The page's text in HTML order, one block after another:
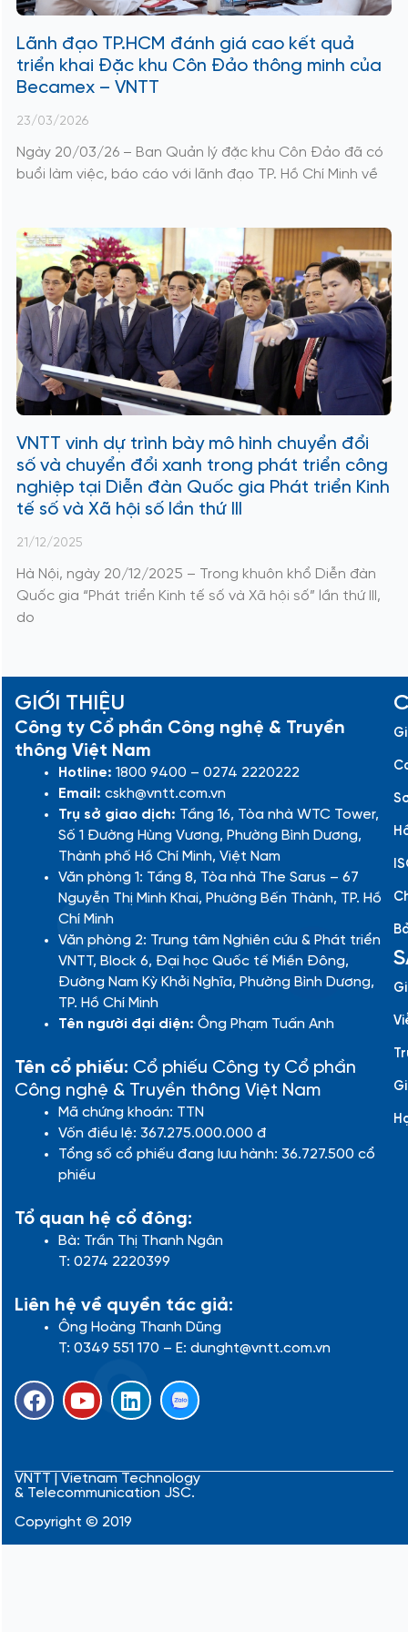
Lãnh đạo TP.HCM đánh giá cao kết quả
triển khai Đặc khu Côn Đảo thông minh của
Becamex – VNTT
23/03/2026
Ngày 20/03/26 – Ban Quản lý đặc khu Côn Đảo đã có
buổi làm việc, báo cáo với lãnh đạo TP. Hồ Chí Minh về
VNTT vinh dự trình bày mô hình chuyển đổi
số và chuyển đổi xanh trong phát triển công
nghiệp tại Diễn đàn Quốc gia Phát triển Kinh
tế số và Xã hội số lần thứ III
21/12/2025
Hà Nội, ngày 20/12/2025 – Trong khuôn khổ Diễn đàn
Quốc gia “Phát triển Kinh tế số và Xã hội số” lần thứ III,
do
GIỚI THIỆU
Công ty Cổ phần Công nghệ & Truyền
thông Việt Nam
Hotline: 1800 9400 – 0274 2220222
Email: cskh@vntt.com.vn
Trụ sở giao dịch: Tầng 16, Tòa nhà WTC Tower,
Số 1 Đường Hùng Vương, Phường Bình Dương,
Thành phố Hồ Chí Minh, Việt Nam
Văn phòng 1: Tầng 8, Tòa nhà The Sarus – 67
Nguyễn Thị Minh Khai, Phường Bến Thành, TP. Hồ
Chí Minh
Văn phòng 2: Trung tâm Nghiên cứu & Phát triển
VNTT, Block 6, Đại học Quốc tế Miền Đông,
Đường Nam Kỳ Khởi Nghĩa, Phường Bình Dương,
TP. Hồ Chí Minh
Tên người đại diện: Ông Phạm Tuấn Anh
Tên cổ phiếu: Cổ phiếu Công ty Cổ phần
Công nghệ & Truyền thông Việt Nam
Mã chứng khoán: TTN
Vốn điều lệ: 367.275.000.000 đ
Tổng số cổ phiếu đang lưu hành: 36.727.500 cổ
phiếu
Tổ quan hệ cổ đông:
Bà: Trần Thị Thanh Ngân
T: 0274 2220399
Liên hệ về quyền tác giả:
Ông Hoàng Thanh Dũng
T: 0349 551 170 – E: dunght@vntt.com.vn
F
a
b
o
o
k
Y
o
u
b
e
L
i
e
d
i
n
VNTT | Vietnam Technology
& Telecommunication JSC.
Copyright © 2019